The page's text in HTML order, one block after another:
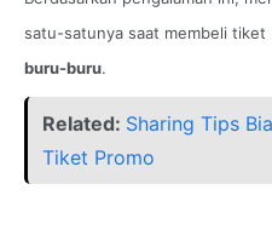
satu-satunya saat membeli tiket
buru-buru.
Related: Sharing Tips
Tiket Promo